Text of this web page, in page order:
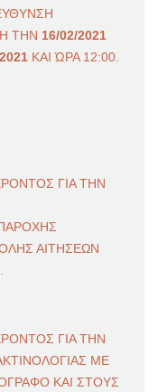
ΤΗΝ 16/02/2021
ΚΑΙ ΏΡΑ 12:00.
ΓΙΑ ΤΗΝ
ΑΙΤΗΣΕΩΝ
ΓΙΑ ΤΗΝ
ΜΕ
ΚΑΙ ΣΤΟΥΣ